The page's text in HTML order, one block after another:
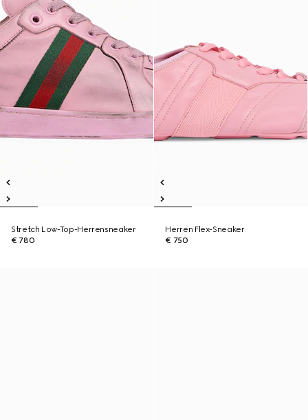
Stretch Low-Top-Herrensneaker
€ 780
Herren Flex-Sneaker
€ 750